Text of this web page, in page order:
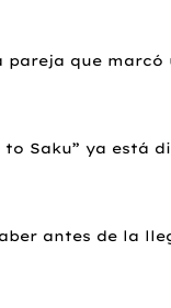
pareja que
to Saku” ya está
antes de la